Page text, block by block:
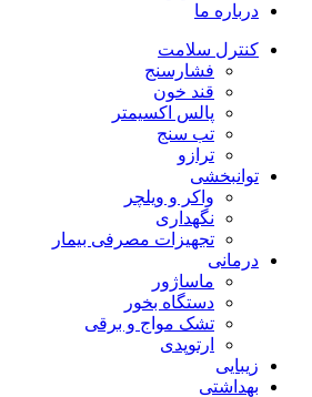
درباره ما
کنترل سلامت
فشارسنج
قند خون
پالس اکسیمتر
تب سنج
ترازو
توانبخشی
واکر و ویلچر
نگهداری
تجهیزات مصرفی بیمار
درمانی
ماساژور
دستگاه بخور
تشک مواج و برقی
ارتوپدی
زیبایی
بهداشتی